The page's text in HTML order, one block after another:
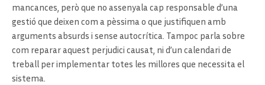
mancances, però que no assenyala cap responsable d’una
gestió que deixen com a pèssima o que justifiquen amb
arguments absurds i sense autocrítica. Tampoc parla sobre
com reparar aquest perjudici causat, ni d’un calendari de
treball per implementar totes les millores que necessita el
sistema.